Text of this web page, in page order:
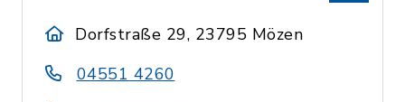
Dorfstraße 29, 23795 Mözen
04551 4260